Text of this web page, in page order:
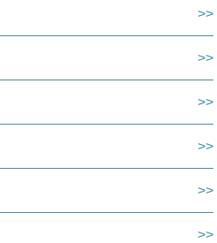
>>
>>
>>
>>
>>
>>